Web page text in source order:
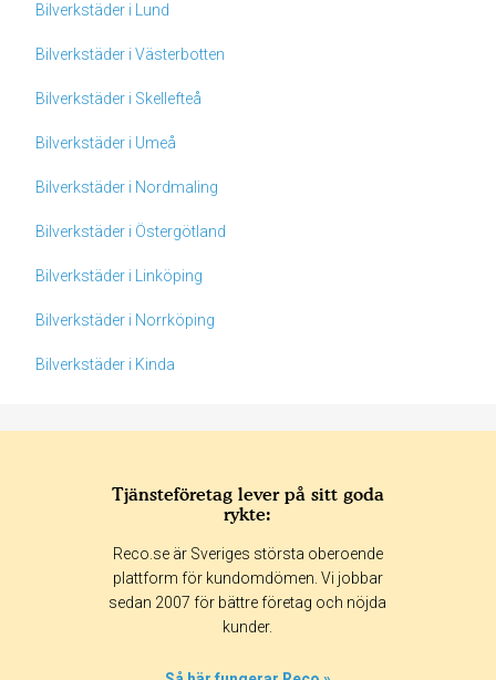
Bilverkstäder i Lund
Bilverkstäder i Västerbotten
Bilverkstäder i Skellefteå
Bilverkstäder i Umeå
Bilverkstäder i Nordmaling
Bilverkstäder i Östergötland
Bilverkstäder i Linköping
Bilverkstäder i Norrköping
Bilverkstäder i Kinda
365 dagar 90 dagar
30 dagar
Tjänsteföretag lever på sitt goda
rykte:
Reco.se är Sveriges största oberoende
plattform för kundomdömen. Vi jobbar
sedan 2007 för bättre företag och nöjda
kunder.